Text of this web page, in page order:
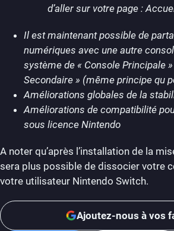
d’aller sur votre page :
Il est maintenant possible de
numériques avec une autre
système de « Console Principale
Secondaire » (même principe qu
Améliorations globales de la
Améliorations de compatibilité
sous licence Nintendo
A noter qu’après l’installation de la
sera plus possible de dissocier votre
votre utilisateur Nintendo Switch.
Ajoutez-nous à vos